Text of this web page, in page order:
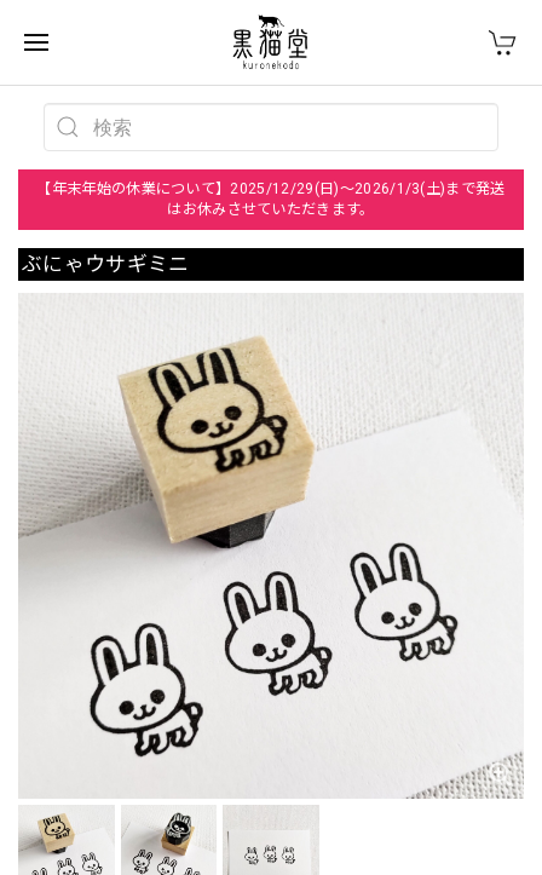
【年末年始の休業について】2025/12/29(日)～2026/1/3(土)まで発送
はお休みさせていただきます。
ぶにゃウサギミニ